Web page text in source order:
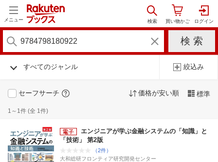
メニュー
すべてのジャンル 絞込み
セーフサーチ 価格が安い順 標準
1～1件 (全 1件)
エンジニアが学ぶ金融システムの「知識」と
「技術」 第2版
（2件）
大和総研フロンティア研究開発センター